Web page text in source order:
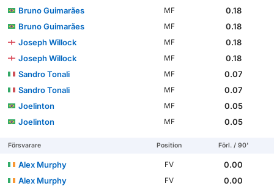
Bruno Guimarães
MF
0.18
Bruno Guimarães
MF
0.18
Joseph Willock
MF
0.18
Joseph Willock
MF
0.18
Sandro Tonali
MF
0.07
Sandro Tonali
MF
0.07
Joelinton
MF
0.05
Joelinton
MF 0.05
Försvarare Position Förl. / 90'
Alex Murphy FV
0.00
Alex Murphy
FV
0.00